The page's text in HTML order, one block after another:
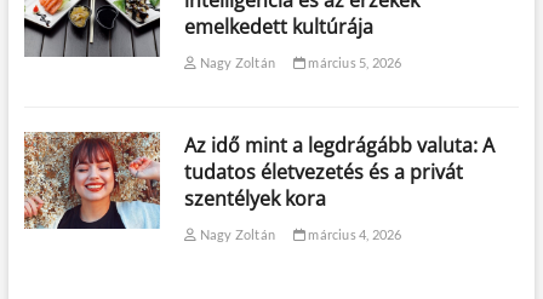
emelkedett kultúrája
Nagy Zoltán március 5, 2026
Az idő mint a legdrágább valuta: A
tudatos életvezetés és a privát
szentélyek kora
Nagy Zoltán március 4, 2026